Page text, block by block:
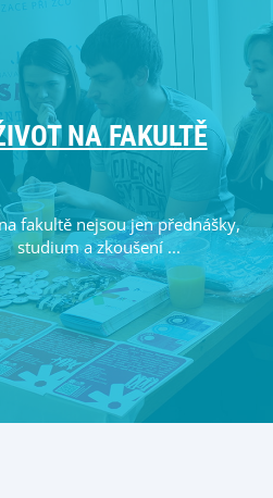
NA FAKULTĚ
fakultě nejsou jen přednášky,
studium a zkoušení ...